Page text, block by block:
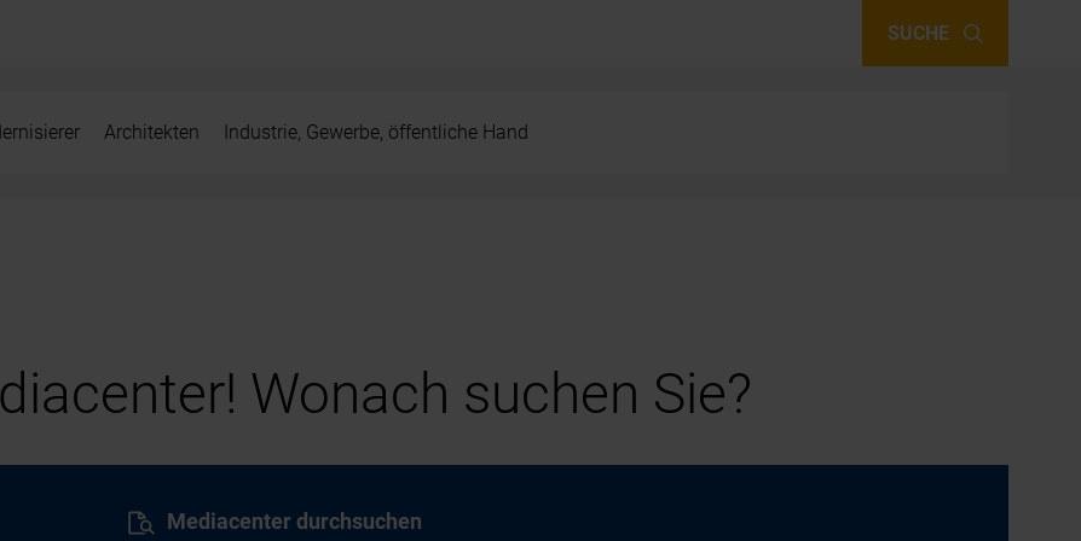
SUCHE
Architekten Industrie, Gewerbe, öffentliche Hand
Wonach suchen Sie?
Mediacenter durchsuchen